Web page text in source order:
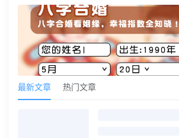
最新文章 热门文章